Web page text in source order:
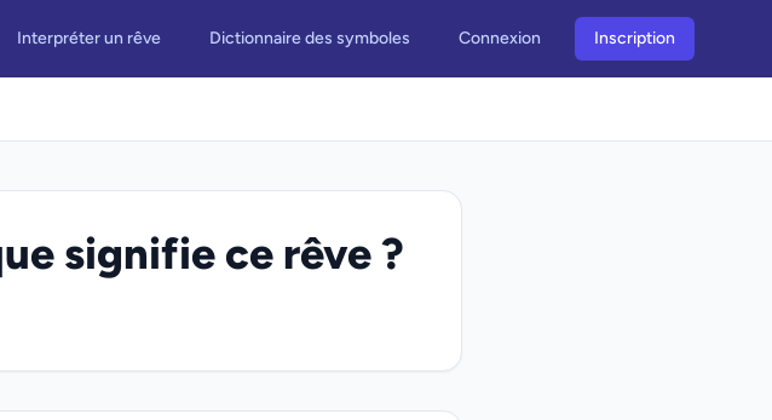
Interpréter un rêve Dictionnaire des symboles Connexion Inscription
signifie ce rêve ?